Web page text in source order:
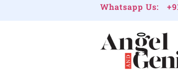
Whatsapp Us: